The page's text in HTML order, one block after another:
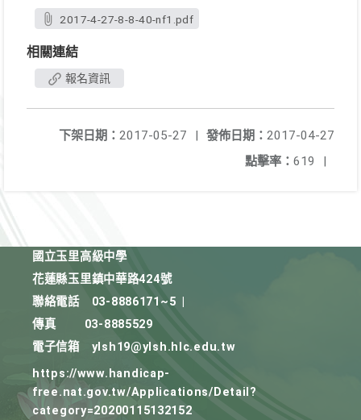
2017-4-27-8-8-40-nf1.pdf
相關連結
報名資訊
發佈日期： 2017-04-27
下架日期： 2017-05-27
|
點擊率： 619 |
國立玉里高級中學
花蓮縣玉里鎮中華路424號
聯絡電話
03-8886171~5
傳真
03-8885529
電子信箱
ylsh19@ylsh.hlc.edu.tw
https://www.handicap-
free.nat.gov.tw/Applications/Detail?
category=20200115132152